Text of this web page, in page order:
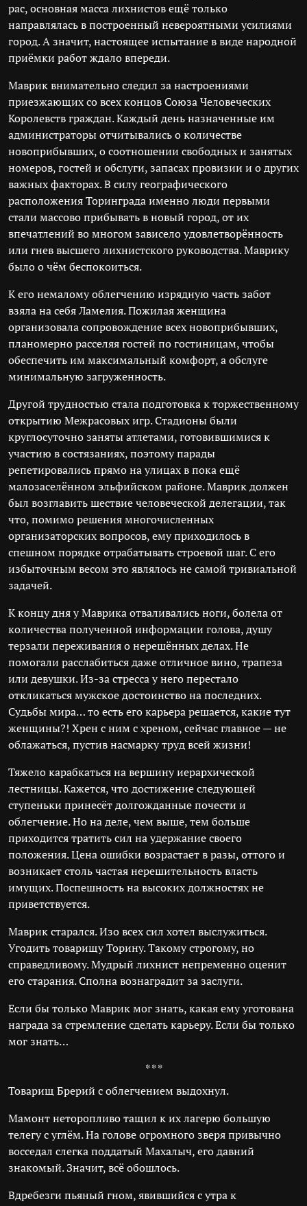
рас, основная масса лихнистов ещё только
направлялась в построенный невероятными усилиями
город. А значит, настоящее испытание в виде народной
приёмки работ ждало впереди.
Маврик внимательно следил за настроениями
приезжающих со всех концов Союза Человеческих
Королевств граждан. Каждый день назначенные им
администраторы отчитывались о количестве
новоприбывших, о соотношении свободных и занятых
номеров, гостей и обслуги, запасах провизии и о других
важных факторах. В силу географического
расположения Торинграда именно люди первыми
стали массово прибывать в новый город, от их
впечатлений во многом зависело удовлетворённость
или гнев высшего лихнистского руководства. Маврику
было о чём беспокоиться.
К его немалому облегчению изрядную часть забот
взяла на себя Ламелия. Пожилая женщина
организовала сопровождение всех новоприбывших,
планомерно расселяя гостей по гостиницам, чтобы
обеспечить им максимальный комфорт, а обслуге
минимальную загруженность.
Другой трудностью стала подготовка к торжественному
открытию Межрасовых игр. Стадионы были
круглосуточно заняты атлетами, готовившимися к
участию в состязаниях, поэтому парады
репетировались прямо на улицах в пока ещё
малозаселённом эльфийском районе. Маврик должен
был возглавить шествие человеческой делегации, так
что, помимо решения многочисленных
организаторских вопросов, ему приходилось в
спешном порядке отрабатывать строевой шаг. С его
избыточным весом это являлось не самой тривиальной
задачей.
К концу дня у Маврика отваливались ноги, болела от
количества полученной информации голова, душу
терзали переживания о нерешённых делах. Не
помогали расслабиться даже отличное вино, трапеза
или девушки. Из-за стресса у него перестало
откликаться мужское достоинство на последних.
Судьбы мира… то есть его карьера решается, какие тут
женщины?! Хрен с ним с хреном, сейчас главное — не
облажаться, пустив насмарку труд всей жизни!
Тяжело карабкаться на вершину иерархической
лестницы. Кажется, что достижение следующей
ступеньки принесёт долгожданные почести и
облегчение. Но на деле, чем выше, тем больше
приходится тратить сил на удержание своего
положения. Цена ошибки возрастает в разы, оттого и
возникает столь частая нерешительность власть
имущих. Поспешность на высоких должностях не
приветствуется.
Маврик старался. Изо всех сил хотел выслужиться.
Угодить товарищу Торину. Такому строгому, но
справедливому. Мудрый лихнист непременно оценит
его старания. Сполна вознаградит за заслуги.
Если бы только Маврик мог знать, какая ему уготована
награда за стремление сделать карьеру. Если бы только
мог знать…
* * *
Товарищ Брерий с облегчением выдохнул.
Мамонт неторопливо тащил к их лагерю большую
телегу с углём. На голове огромного зверя привычно
восседал слегка поддатый Махалыч, его давний
знакомый. Значит, всё обошлось.
Вдребезги пьяный гном, явившийся с утра к